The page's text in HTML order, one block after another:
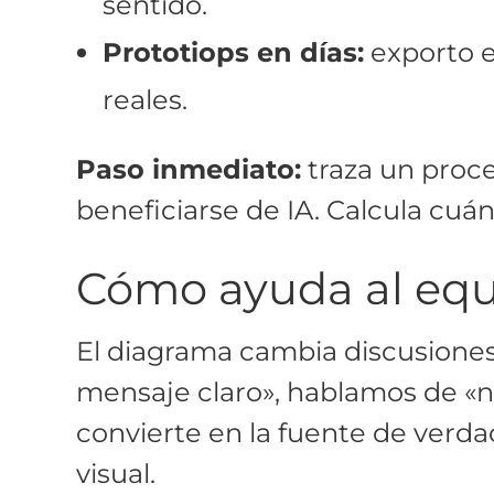
Prototiops en días:exporto
reales.
Paso inmediato:traza un
beneficiarse de IA. Calcula
Cómo ayuda al
El diagrama cambia
mensaje claro», hablamos de
convierte en la fuente de
visual.